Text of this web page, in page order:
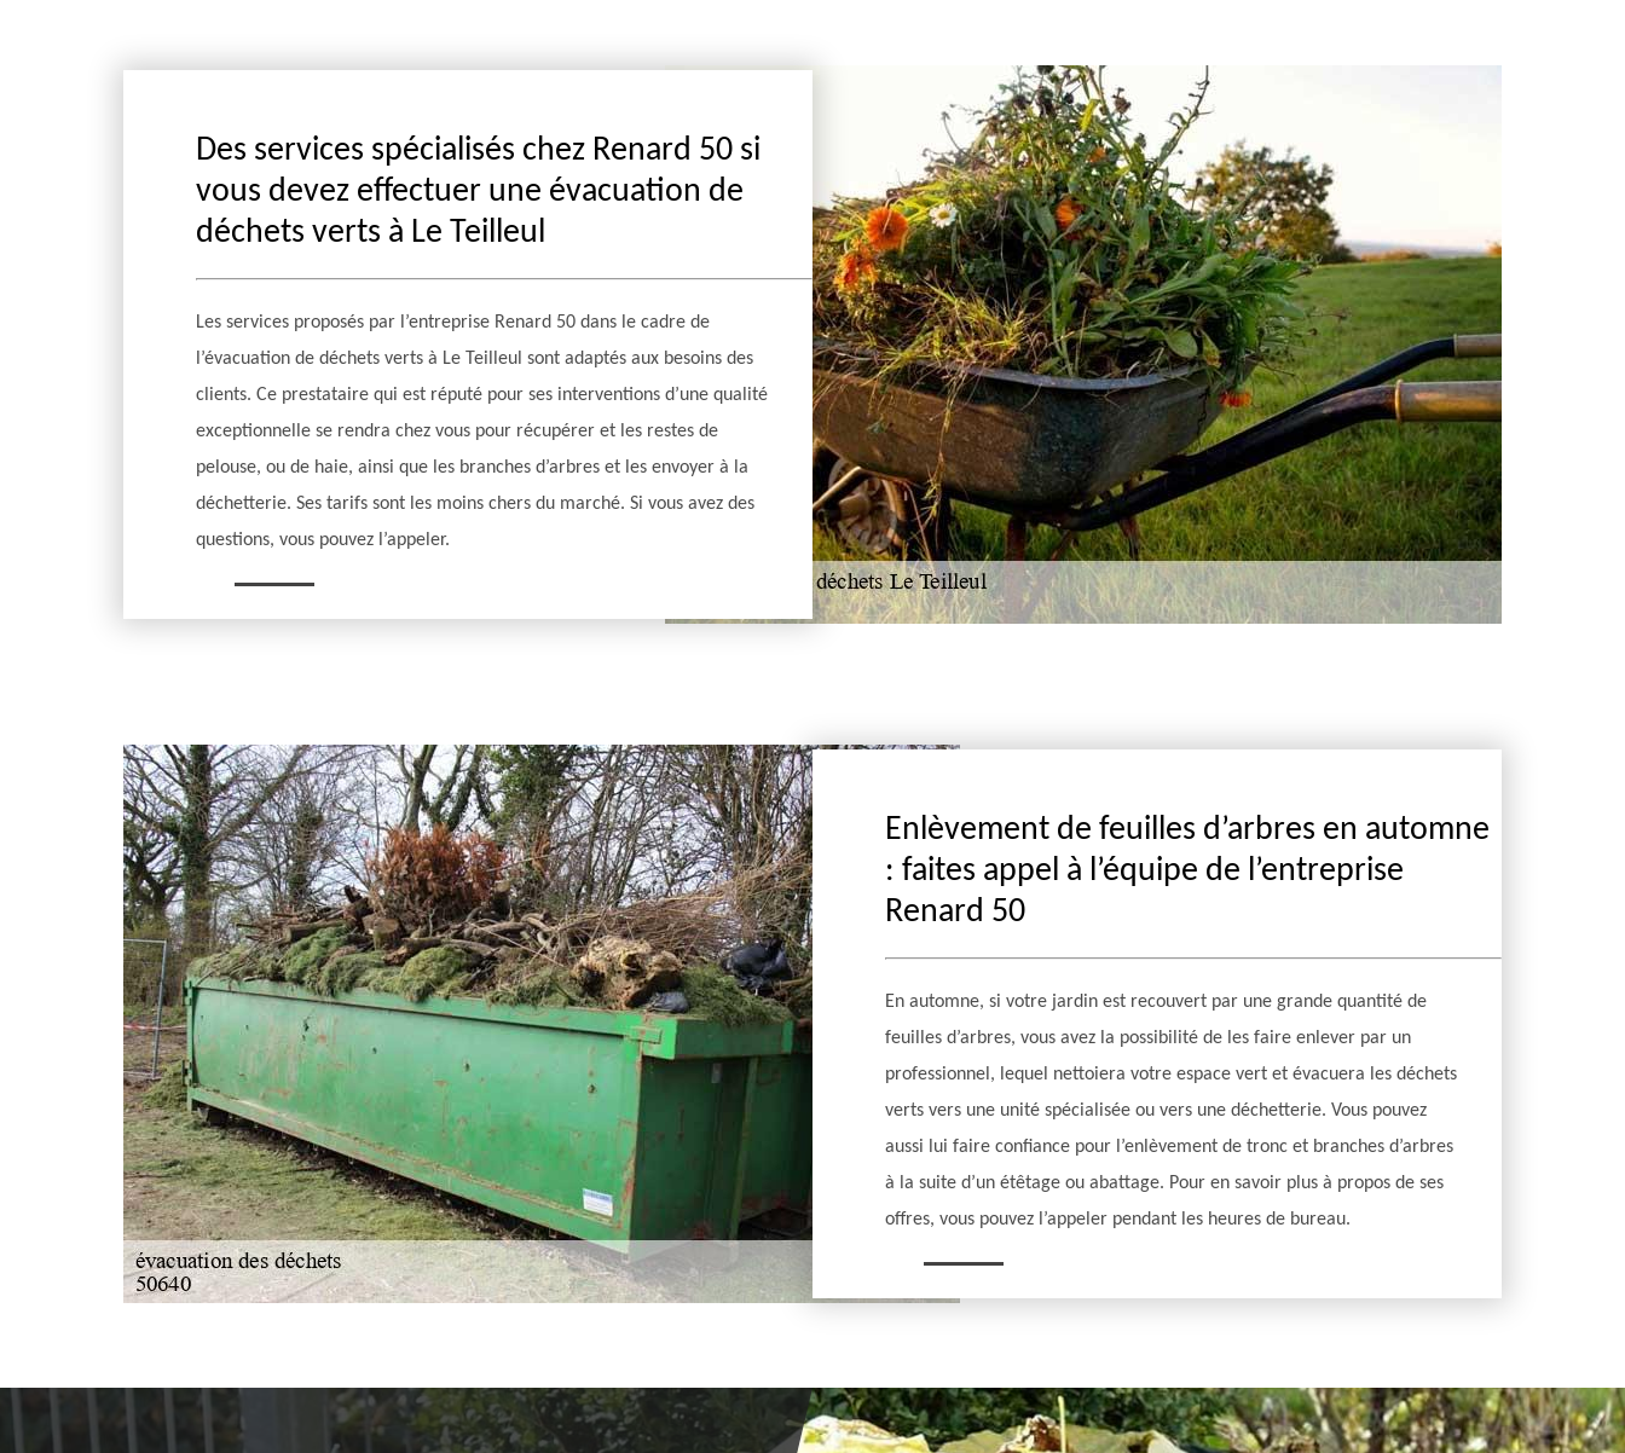
Des services spécialisés chez Renard 50 si
vous devez effectuer une évacuation de
déchets verts à Le Teilleul
Les services proposés par l’entreprise Renard 50 dans le cadre de
l’évacuation de déchets verts à Le Teilleul sont adaptés aux besoins des
clients. Ce prestataire qui est réputé pour ses interventions d’une qualité
exceptionnelle se rendra chez vous pour récupérer et les restes de
pelouse, ou de haie, ainsi que les branches d’arbres et les envoyer à la
déchetterie. Ses tarifs sont les moins chers du marché. Si vous avez des
questions, vous pouvez l’appeler.
Enlèvement de feuilles d’arbres en automne
: faites appel à l’équipe de l’entreprise
Renard 50
En automne, si votre jardin est recouvert par une grande quantité de
feuilles d’arbres, vous avez la possibilité de les faire enlever par un
professionnel, lequel nettoiera votre espace vert et évacuera les déchets
verts vers une unité spécialisée ou vers une déchetterie. Vous pouvez
aussi lui faire confiance pour l’enlèvement de tronc et branches d’arbres
à la suite d’un étêtage ou abattage. Pour en savoir plus à propos de ses
offres, vous pouvez l’appeler pendant les heures de bureau.